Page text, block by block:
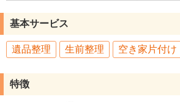
基本サービス
遺品整理 生前整理 空き家片付け
特徴